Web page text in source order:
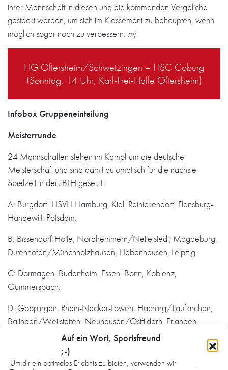
Auf ein Wort, Sportsfreund
;-)
Um dir ein optimales Erlebnis zu bieten, verwenden wir
ihrer Mannschaft in diesen und die kommenden Vergeliche
gesteckt werden, um sich im Klassement zu behaupten, wenn
möglich sogar noch zu verbessern. mj
HG Oftersheim/Schwetzingen – HSC Coburg
(Sonntag, 14 Uhr, Karl-Frei-Halle Oftersheim)
Infobox Gruppeneinteilung
Meisterrunde
24 Mannschaften stehen im Kampf um die deutsche
Meisterschaft und sind damit automatisch für die nächste
Spielzeit in der JBLH gesetzt.
A: Burgdorf, HSVH Hamburg, Kiel, Reinickendorf, Flensburg-
Handewitt, Potsdam.
B: Bissendorf-Holte, Nordhemmern/Nettelstedt, Magdeburg,
Dutenhofen/Münchholzhausen, Habenhausen, Leipzig.
C: Dormagen, Budenheim, Essen, Bonn, Koblenz,
Gummersbach.
D: Göppingen, Rhein-Neckar-Löwen, Haching/Taufkirchen,
Balingen/Weilstetten, Neuhausen/Ostfildern, Erlangen.
Nur die jeweils Erstplatzierten jeder Pokal-Gruppe ziehen ins